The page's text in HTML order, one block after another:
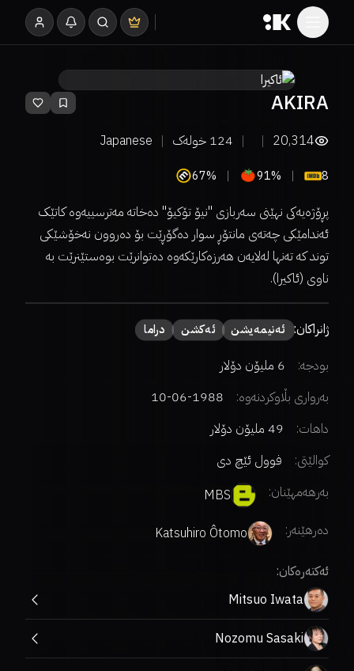
AKIRA
20,314
124 خولەک Japanese
8
91%
67%
پڕۆژەیەکی نهێنی سەربازی "نیۆ تۆکیۆ" دەخاتە مەترسییەوە کاتێک
ئەندامێکی چەتەی مانتۆڕ سوار دەگۆڕێت بۆ دەروون نەخۆشێکی
توند کە تەنها لەلایەن هەرزەکارێکەوە دەتوانرێت بوەستێنرێت بە
ناوی (ئاکیرا).
ژانراکان: ئەنیمەیشن ئەكشن دراما
بودجە:
6 ملیۆن دۆلار
بەرواری بڵاوکردنەوە:
1988-06-10
داهات:
49 ملیۆن دۆلار
کوالێتی:
فوول ئێچ دی
بەرهەمهێنان:
MBS
دەرهێنەر:
Katsuhiro Ôtomo
ئەکتەرەکان:
Mitsuo Iwata
Nozomu Sasaki